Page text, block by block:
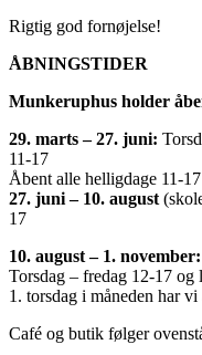
Rigtig god fornøjelse!
ÅBNINGSTIDER
Munkeruphus holder
29. marts – 27. juni:
11-17
Åbent alle helligdage 11-17
27. juni – 10. august
17
10. august – 1. november:
Torsdag – fredag 12-17 og
1. torsdag i måneden har
Café og butik følger